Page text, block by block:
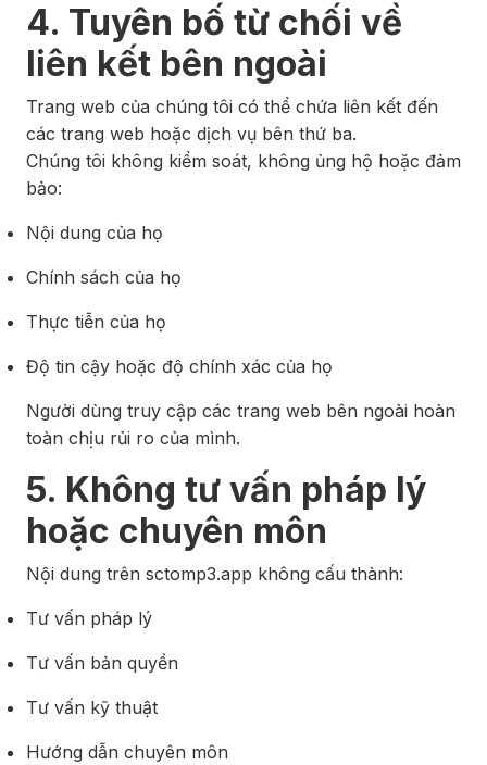
4. Tuyên bố từ chối về
liên kết bên ngoài
Trang web của chúng tôi có thể chứa liên kết đến
các trang web hoặc dịch vụ bên thứ ba.
Chúng tôi không kiểm soát, không ủng hộ hoặc đảm
bảo:
Nội dung của họ
Chính sách của họ
Thực tiễn của họ
Độ tin cậy hoặc độ chính xác của họ
Người dùng truy cập các trang web bên ngoài hoàn
toàn chịu rủi ro của mình.
5. Không tư vấn pháp lý
hoặc chuyên môn
Nội dung trên sctomp3.app không cấu thành:
Tư vấn pháp lý
Tư vấn bản quyền
Tư vấn kỹ thuật
Hướng dẫn chuyên môn